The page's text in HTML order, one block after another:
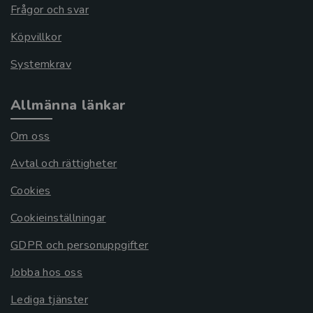
Frågor och svar
Köpvillkor
Systemkrav
Allmänna länkar
Om oss
Avtal och rättigheter
Cookies
Cookieinställningar
GDPR och personuppgifter
Jobba hos oss
Lediga tjänster